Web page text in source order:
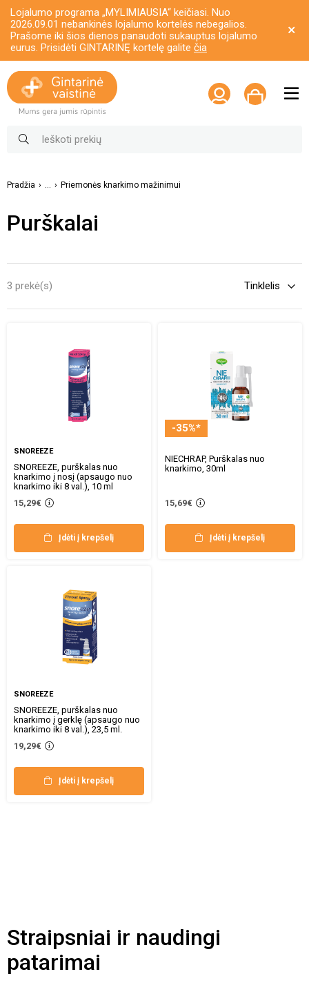
Lojalumo programa „MYLIMIAUSIA“ keičiasi. Nuo
2026.09.01 nebankinės lojalumo kortelės nebegalios.
Prašome iki šios dienos panaudoti sukauptus lojalumo
eurus. Prisidėti GINTARINĘ kortelę galite čia
Pradžia ... Priemonės knarkimo mažinimui
Purškalai
3 prekė(s)
SNOREEZE
SNOREEZE, purškalas nuo
knarkimo į nosį (apsaugo nuo
knarkimo iki 8 val.), 10 ml
15,29€
Įdėti į krepšelį
-35%*
NIECHRAP, Purškalas nuo
knarkimo, 30ml
15,69€
Įdėti į krepšelį
SNOREEZE
SNOREEZE, purškalas nuo
knarkimo į gerklę (apsaugo nuo
knarkimo iki 8 val.), 23,5 ml.
19,29€
Įdėti į krepšelį
Straipsniai ir naudingi
patarimai